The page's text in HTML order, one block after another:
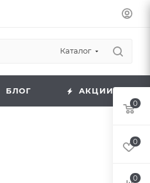
Каталог
БЛОГ АКЦИИ
0
0
0